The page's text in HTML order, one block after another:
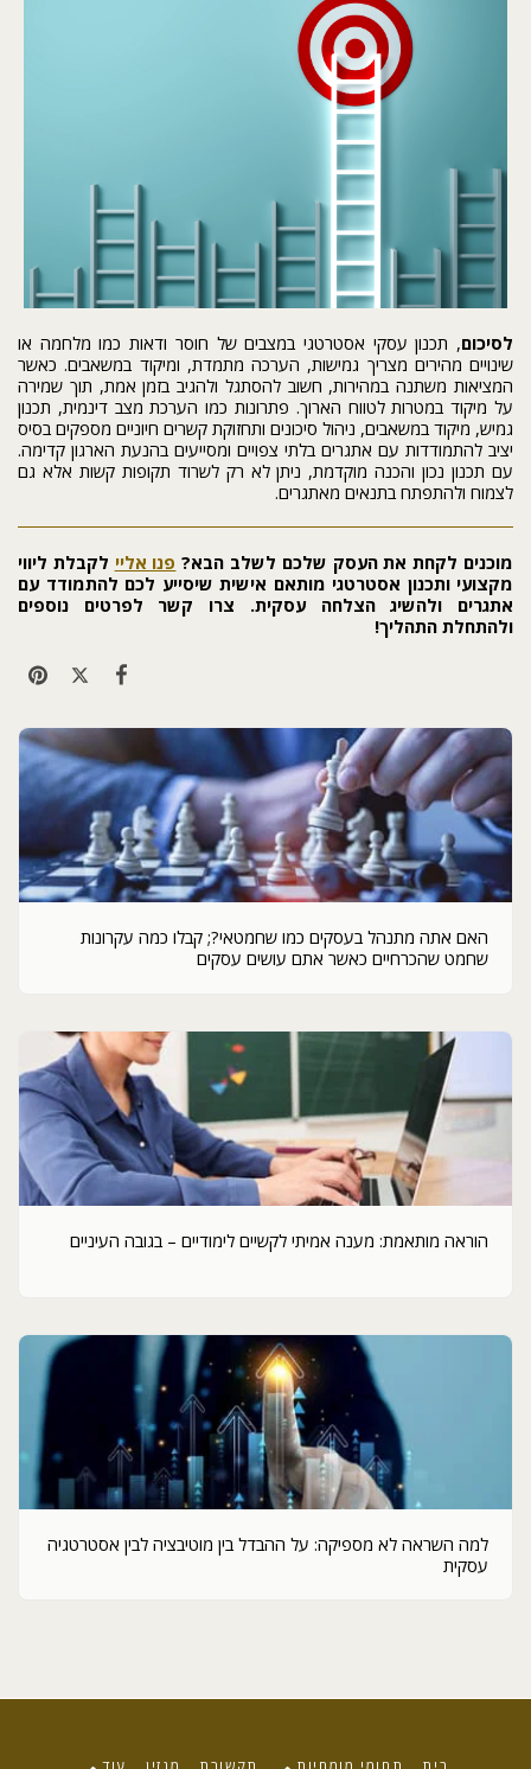
לסיכום, תכנון עסקי אסטרטגי במצבים של חוסר ודאות כמו מלחמה או
שינויים מהירים מצריך גמישות, הערכה מתמדת, ומיקוד במשאבים. כאשר
המציאות משתנה במהירות, חשוב להסתגל ולהגיב בזמן אמת, תוך שמירה
על מיקוד במטרות לטווח הארוך. פתרונות כמו הערכת מצב דינמית, תכנון
גמיש, מיקוד במשאבים, ניהול סיכונים ותחזוקת קשרים חיוניים מספקים בסיס
יציב להתמודדות עם אתגרים בלתי צפויים ומסייעים בהנעת הארגון קדימה.
עם תכנון נכון והכנה מוקדמת, ניתן לא רק לשרוד תקופות קשות אלא גם
לצמוח ולהתפתח בתנאים מאתגרים.
מוכנים לקחת את העסק שלכם לשלב הבא? פנו אליי לקבלת ליווי
מקצועי ותכנון אסטרטגי מותאם אישית שיסייע לכם להתמודד עם
אתגרים ולהשיג הצלחה עסקית. צרו קשר לפרטים נוספים
ולהתחלת התהליך!
האם אתה מתנהל בעסקים כמו שחמטאי?; קבלו כמה עקרונות
שחמט שהכרחיים כאשר אתם עושים עסקים
הוראה מותאמת: מענה אמיתי לקשיים לימודיים – בגובה העיניים
למה השראה לא מספיקה: על ההבדל בין מוטיבציה לבין אסטרטגיה
עסקית